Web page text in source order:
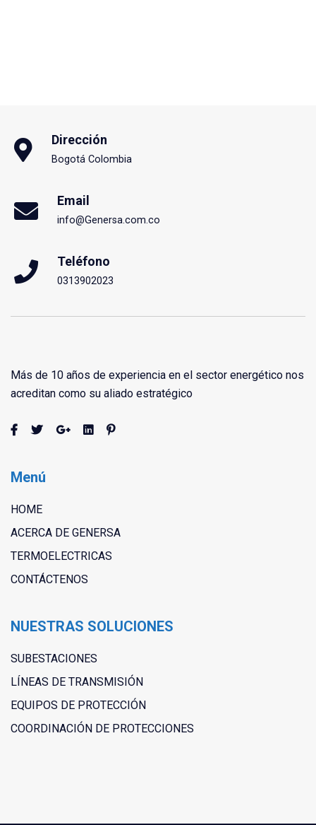
Dirección
Bogotá Colombia
Email
info@Genersa.com.co
Teléfono
0313902023
Más de 10 años de experiencia en el sector energético nos
acreditan como su aliado estratégico
Menú
HOME
ACERCA DE GENERSA
TERMOELECTRICAS
CONTÁCTENOS
NUESTRAS SOLUCIONES
SUBESTACIONES
LÍNEAS DE TRANSMISIÓN
EQUIPOS DE PROTECCIÓN
COORDINACIÓN DE PROTECCIONES